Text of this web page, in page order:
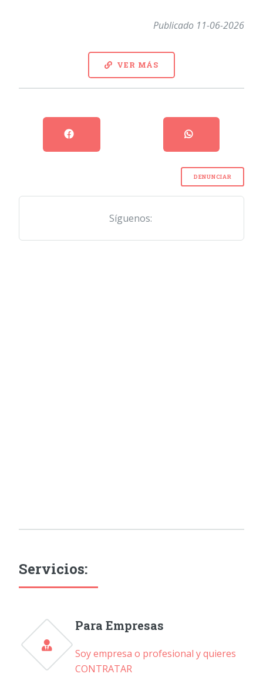
Publicado 11-06-2026
VER MÁS
DENUNCIAR
Síguenos:
Servicios:
Para Empresas
Soy empresa o profesional y quieres
CONTRATAR